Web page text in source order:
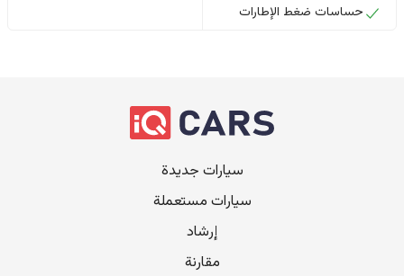
حساسات ضغط الإطارات
سيارات جديدة
سيارات مستعملة
إرشاد
مقارنة